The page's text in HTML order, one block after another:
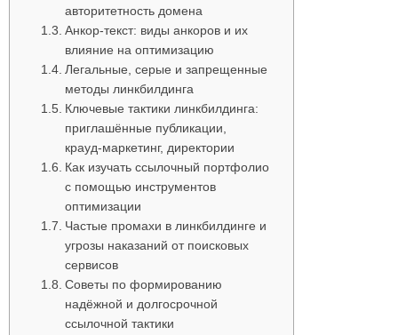
авторитетность домена
Анкор‑текст: виды анкоров и их
влияние на оптимизацию
Легальные, серые и запрещенные
методы линкбилдинга
Ключевые тактики линкбилдинга:
приглашённые публикации,
крауд‑маркетинг, директории
Как изучать ссылочный портфолио
с помощью инструментов
оптимизации
Частые промахи в линкбилдинге и
угрозы наказаний от поисковых
сервисов
Советы по формированию
надёжной и долгосрочной
ссылочной тактики